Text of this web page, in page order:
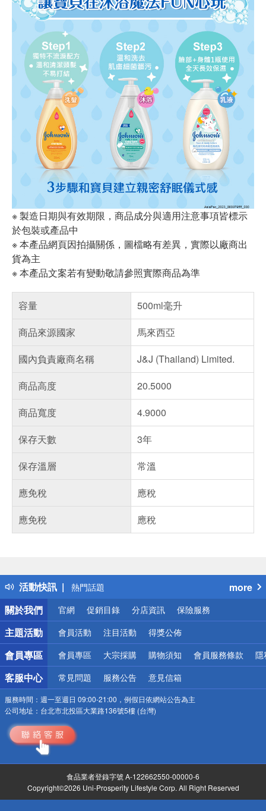
※ 製造日期與有效期限，商品成分與適用注意事項皆標示
於包裝或產品中
※ 本產品網頁因拍攝關係，圖檔略有差異，實際以廠商出
貨為主
※ 本產品文案若有變動敬請參照實際商品為準
容量
500ml毫升
商品來源國家
馬來西亞
國內負責廠商名稱
J&J (Thailand) Limited.
商品高度
20.5000
商品寬度
4.9000
保存天數
3年
保存溫層
常溫
應免稅
應稅
應免稅
應稅
活動快訊
得獎公告
熱門話題
銀行優惠
偏遠地區配送
詐騙網頁！請小心！
more
關於我們
官網 促銷目錄 分店資訊 保險服務
主題活動 會員活動 注目活動 得獎公佈
會員專區 會員專區 大宗採購 購物須知 會員服務條款 隱
客服中心 常見問題 服務公告 意見信箱
服務時間： 週一至週日 09:00-21:00，例假日依網站公告為主
公司地址： 台北市北投區大業路136號5樓 (台灣)
食品業者登錄字號 A-122662550-00000-6
Copyright©2026 Uni-Prosperity Lifestyle Corp. All Right Reserved